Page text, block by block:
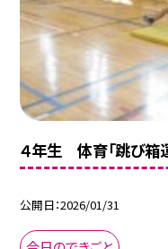
４年生 体育「跳び箱
公開日 2026/01/31